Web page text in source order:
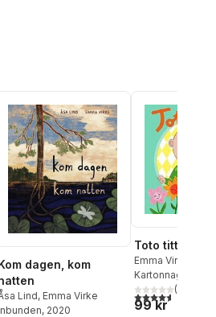
röster:
dagen, kom
Lind, Emma Virke
, 2020
Toto tittut
Emma Virke
Kartonnage
4,6utav 5(
99 kr